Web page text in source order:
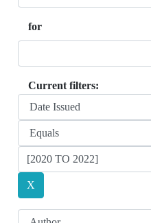
for
Current filters: